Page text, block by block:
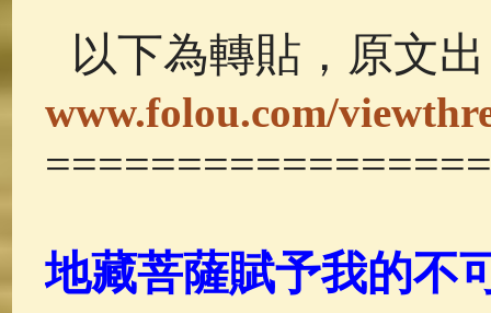
以下為轉貼，原文
www.folou.com/
地藏菩薩賦予我的不